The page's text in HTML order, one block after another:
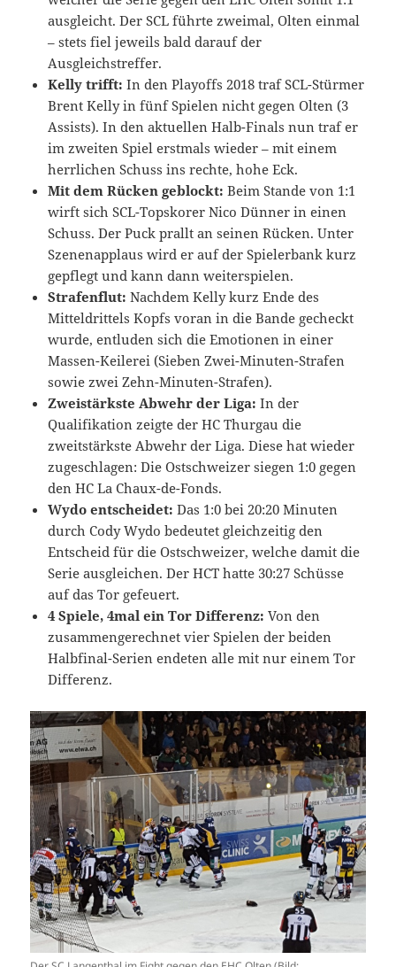
ausgleicht. Der SCL führte zweimal, Olten einmal
– stets fiel jeweils bald darauf der
Ausgleichstreffer.
Kelly trifft:In den Playoffs 2018 traf SCL-Stürmer
Brent Kelly in fünf Spielen nicht gegen Olten (3
Assists). In den aktuellen Halb-Finals nun traf er
im zweiten Spiel erstmals wieder – mit einem
herrlichen Schuss ins rechte, hohe Eck.
Mit dem Rücken geblockt:Beim Stande von 1:1
wirft sich SCL-Topskorer Nico Dünner in einen
Schuss. Der Puck prallt an seinen Rücken. Unter
Szenenapplaus wird er auf der Spielerbank kurz
gepflegt und kann dann weiterspielen.
Strafenflut:Nachdem Kelly kurz Ende des
Mitteldrittels Kopfs voran in die Bande gecheckt
wurde, entluden sich die Emotionen in einer
Massen-Keilerei (Sieben Zwei-Minuten-Strafen
sowie zwei Zehn-Minuten-Strafen).
Zweistärkste Abwehr der Liga:In der
Qualifikation zeigte der HC Thurgau die
zweitstärkste Abwehr der Liga. Diese hat wieder
zugeschlagen: Die Ostschweizer siegen 1:0 gegen
den HC La Chaux-de-Fonds.
Wydo entscheidet:Das 1:0 bei 20:20 Minuten
durch Cody Wydo bedeutet gleichzeitig den
Entscheid für die Ostschweizer, welche damit die
Serie ausgleichen. Der HCT hatte 30:27 Schüsse
auf das Tor gefeuert.
4 Spiele, 4mal ein Tor Differenz:Von den
zusammengerechnet vier Spielen der beiden
Halbfinal-Serien endeten alle mit nur einem Tor
Differenz.